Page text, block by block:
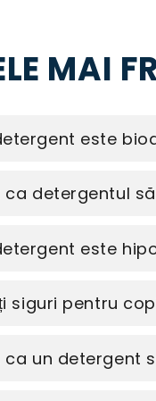
MAI
este
detergentul
este
siguri pentru
un detergent